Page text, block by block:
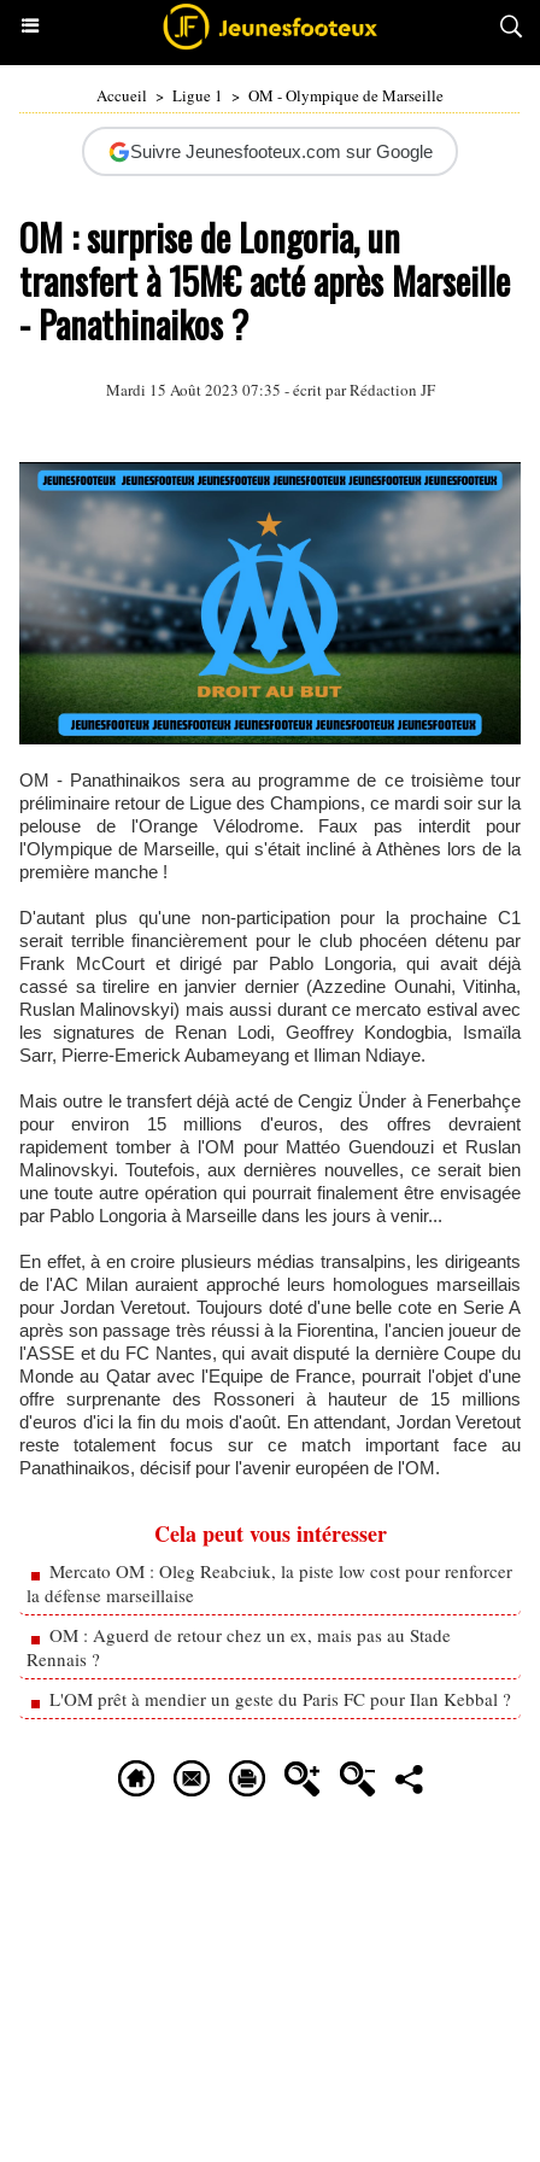
Accueil > Ligue 1 > OM - Olympique de Marseille
Suivre Jeunesfooteux.com sur Google
OM : surprise de Longoria, un
transfert à 15M€ acté après Marseille
- Panathinaikos ?
Mardi 15 Août 2023 07:35 - écrit par Rédaction JF
OM - Panathinaikos sera au programme de ce troisième tour
préliminaire retour de Ligue des Champions, ce mardi soir sur la
pelouse de l'Orange Vélodrome. Faux pas interdit pour
l'Olympique de Marseille, qui s'était incliné à Athènes lors de la
première manche !
D'autant plus qu'une non-participation pour la prochaine C1
serait terrible financièrement pour le club phocéen détenu par
Frank McCourt et dirigé par Pablo Longoria, qui avait déjà
cassé sa tirelire en janvier dernier (Azzedine Ounahi, Vitinha,
Ruslan Malinovskyi) mais aussi durant ce mercato estival avec
les signatures de Renan Lodi, Geoffrey Kondogbia, Ismaïla
Sarr, Pierre-Emerick Aubameyang et Iliman Ndiaye.
Mais outre le transfert déjà acté de Cengiz Ünder à Fenerbahçe
pour environ 15 millions d'euros, des offres devraient
rapidement tomber à l'OM pour Mattéo Guendouzi et Ruslan
Malinovskyi. Toutefois, aux dernières nouvelles, ce serait bien
une toute autre opération qui pourrait finalement être envisagée
par Pablo Longoria à Marseille dans les jours à venir...
En effet, à en croire plusieurs médias transalpins, les dirigeants
de l'AC Milan auraient approché leurs homologues marseillais
pour Jordan Veretout. Toujours doté d'une belle cote en Serie A
après son passage très réussi à la Fiorentina, l'ancien joueur de
l'ASSE et du FC Nantes, qui avait disputé la dernière Coupe du
Monde au Qatar avec l'Equipe de France, pourrait l'objet d'une
offre surprenante des Rossoneri à hauteur de 15 millions
d'euros d'ici la fin du mois d'août. En attendant, Jordan Veretout
reste totalement focus sur ce match important face au
Panathinaikos, décisif pour l'avenir européen de l'OM.
Cela peut vous intéresser
Mercato OM : Oleg Reabciuk, la piste low cost pour renforcer
la défense marseillaise
OM : Aguerd de retour chez un ex, mais pas au Stade
Rennais ?
L'OM prêt à mendier un geste du Paris FC pour Ilan Kebbal ?